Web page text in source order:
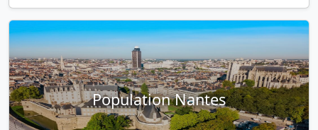
Population Nantes